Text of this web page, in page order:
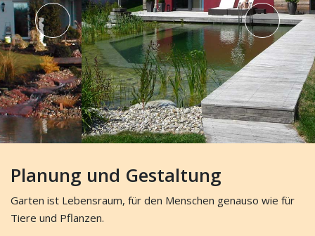
Planung und Gestaltung
Garten ist Lebensraum, für den Menschen genauso wie für
Tiere und Pflanzen.